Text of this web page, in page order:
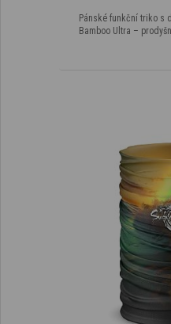
Pánské funkční triko s
Bamboo Ultra –